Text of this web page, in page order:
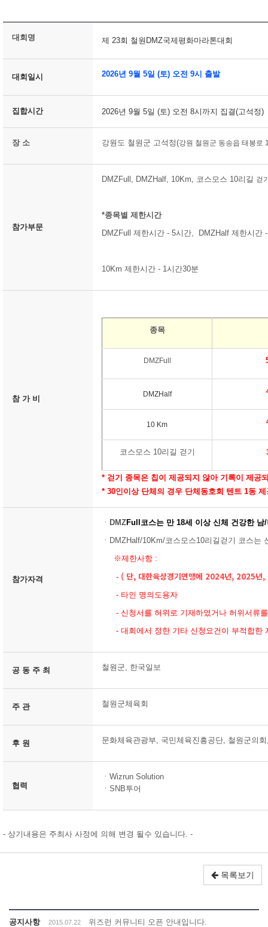
대회명 제 23회 철원DMZ국제평화마라톤대회
대회일시 2026년 9월 5일 (토) 오전 9시 출발
집합시간 2026년 9월 5일 (토) 오전 8시까지 집결(고석정)
장 소 강원도 철원군 고석정(강원 철원군 동송읍 태봉로
참가부문
DMZFull, DMZHalf, 10Km, 코스모스 10리길 걷
*종목별 제한시간
DMZFull 제한시간 - 5시간, DMZHalf 제한시간
10Km 제한시간 - 1시간30분
참 가 비
종목
DMZFull
DMZHalf
10 Km
코스모스 10리길 걷기
* 걷기 종목은 칩이 제공되지 않아 기록이 제공
* 30인이상 단체의 경우 단체동호회 텐트 1동
참가자격
ㆍ DMZFull코스는 만 18세 이상 신체 건강한 남
ㆍDMZHalf/10Km/코스모스10리길 걷기 코스는
※제한사항 :
- ( 단, 대한육상경기연맹에 2024년, 2025년,
- 타인 명의도용자
- 신청서를 허위로 기재하였거나 허위서류
- 대회에서 정한 기타 신청요건이 부적합한
공 동 주 최 철원군, 한국일보
주 관 철원군체육회
후 원 문화체육관광부, 국민체육진흥공단, 철원군의
협력
ㆍWizrun Solution
ㆍSNB투어
- 상기내용은 주최사 사정에 의해 변경 될수 있습니다. -
목록보기
공지사항 2015.07.22 위즈런 커뮤니티 오픈 안내입니다.